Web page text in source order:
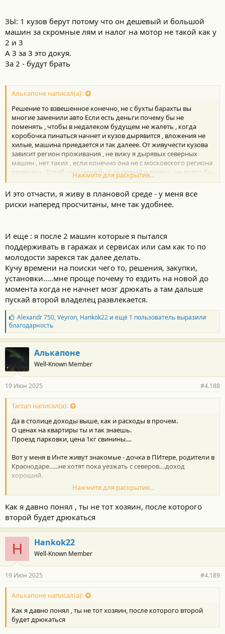
ЗЫ: 1 кузов берут потому что он дешевый и большой
машин за скромные лям и налог на мотор не такой как у
2 и 3
А 3 за 3 это докуя.
За 2 - будут брать
Алькапоне написал(а):
Решение то взвешенное конечно, не с бухты барахты вы
многие заменили авто Если есть деньги почему бы не
поменять , чтобы в недалеком будущем не жалеть , когда
коробочка пинаться начнет и кузов дырявится , вложения не
хилые, машина приедается и так далеее. От живучести кузова
зависит регион проживания , не вижу я дырявых северных
машин , нет таких , если конечно она не с московского региона
приехала . Еслиб он у меня был дырявый и ломуч , не долго бы
думал , ремонтировать бы не стал ( кузов ) Пока все хорошо
катаю и пробег детский . Да , годы , годы , но мыши проводку
не съели , бак не заржавел , пока все четко . Конечно будущее
уже фактически нарисовано и неизбежно
Нажмите для раскрытия...
И это отчасти, я живу в плановой среде - у меня все
риски наперед просчитаны, мне так удобнее.
И еще : я после 2 машин которые я пытался
поддерживать в гаражах и сервисах или сам как то по
молодости зарекся так далее делать.
Кучу времени на поиски чего то, решения, закупки,
установки.....мне проще почему то ездить на новой до
момента когда не начнет мозг дрюкать а там дальше
пускай второй владелец развлекается.
Б
л
а
г
о
д
р
о
с
т
:
Alexandr 750,Veyron, Hankok22и ещё 1 пользователь выразили
благодарность
Алькапоне
Well-Known Member
19 Июн 2025 #4.188
Tarzan написал(а):
Да в столице доходы выше, как и расходы в прочем.
О ценах на квартиры ты и так знаешь.
Проезд парковки, цена 1кг свинины....
Вот у меня в Инте живут знакомые - дочка в ПИтере, родители в
Краснодаре......не хотят пока уезжать с северов....доход
хороший.
скромные лям и налог на мотор не такой как у 2 и 3
А 3 за 3 это докуя.
За 2 - будут брать
И это отчасти, я живу в плановой среде - у меня все риски
наперед просчитаны, мне так удобнее.
И еще : я после 2 машин которые я пытался поддерживать в
далее делать.
Кучу времени на поиски чего то, решения, закупки,
установки.....мне проще почему то ездить на новой до момента
Нажмите для раскрытия...
Как я давно понял , ты не тот хозяин, после которого
второй будет дрюкаться
H Hankok22
Well-Known Member
19 Июн 2025 #4.189
Алькапоне написал(а):
Как я давно понял , ты не тот хозяин, после которого второй
будет дрюкаться